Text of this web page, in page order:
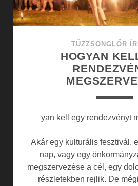
TŰZZSONGLŐR
HOGYAN
yan kell egy rendezvényt
Akár egy kulturális fesztivál,
nap, vagy egy
megszervezése a cél, egy
részletekben rejlik. De